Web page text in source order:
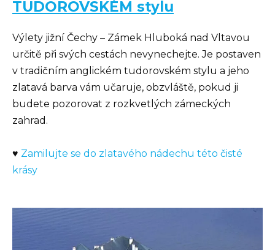
TUDOROVSKÉM stylu
Výlety jižní Čechy – Zámek Hluboká nad Vltavou
určitě při svých cestách nevynechejte. Je postaven
v tradičním anglickém tudorovském stylu a jeho
zlatavá barva vám učaruje, obzvláště, pokud ji
budete pozorovat z rozkvetlých zámeckých
zahrad.
♥ Zamilujte se do zlatavého nádechu této čisté
krásy